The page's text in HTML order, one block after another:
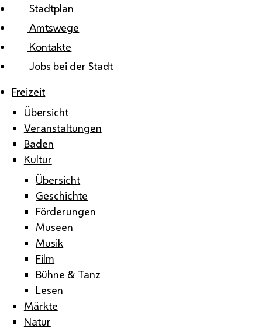
Stadtplan
Amtswege
Kontakte
Jobs bei der Stadt
Freizeit
Übersicht
Veranstaltungen
Baden
Kultur
Übersicht
Geschichte
Förderungen
Museen
Musik
Film
Bühne & Tanz
Lesen
Märkte
Natur